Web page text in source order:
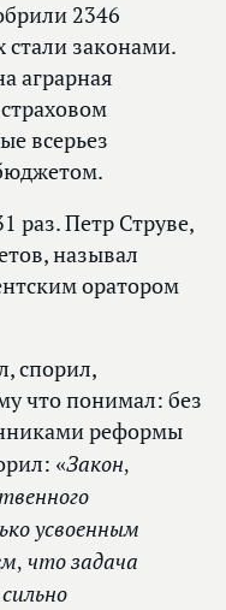
2346
стали законами.
аграрная
всерьез
раз. Петр Струве,
называл
оратором
спорил,
что понимал: без
реформы
«Закон,
усвоенным
что задача